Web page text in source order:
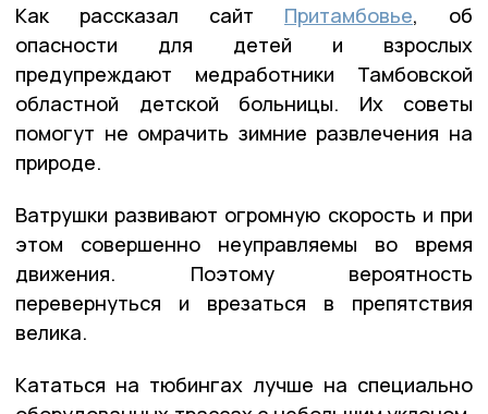
Как рассказал сайт Притамбовье, об
опасности для детей и взрослых
предупреждают медработники Тамбовской
областной детской больницы. Их советы
помогут не омрачить зимние развлечения на
природе.
Ватрушки развивают огромную скорость и при
этом совершенно неуправляемы во время
движения. Поэтому вероятность
перевернуться и врезаться в препятствия
велика.
Кататься на тюбингах лучше на специально